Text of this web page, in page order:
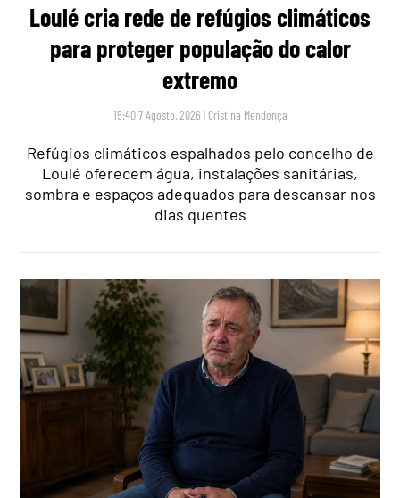
Loulé cria rede de refúgios climáticos
para proteger população do calor
extremo
15:40 7 Agosto, 2026 | Cristina Mendonça
Refúgios climáticos espalhados pelo concelho de
Loulé oferecem água, instalações sanitárias,
sombra e espaços adequados para descansar nos
dias quentes